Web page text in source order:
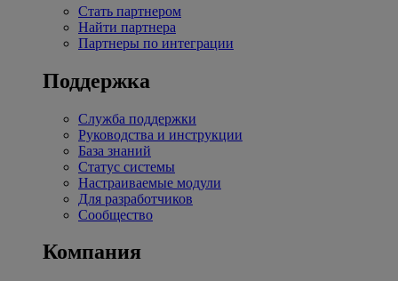
Стать партнером
Найти партнера
Партнеры по интеграции
Поддержка
Служба поддержки
Руководства и инструкции
База знаний
Статус системы
Настраиваемые модули
Для разработчиков
Сообщество
Компания